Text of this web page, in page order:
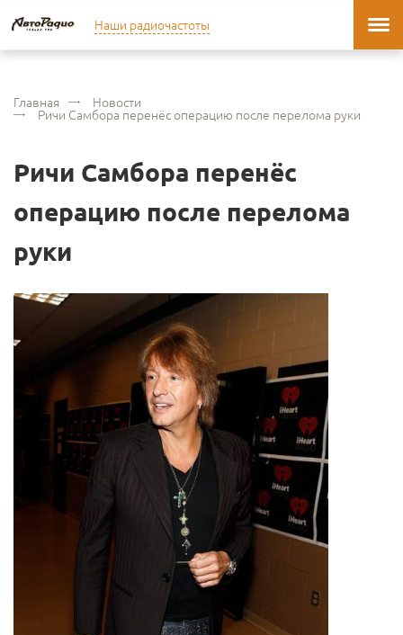
Наши радиочастоты
Главная Новости
Ричи Самбора перенёс операцию после перелома руки
Ричи Самбора перенёс
операцию после перелома
руки